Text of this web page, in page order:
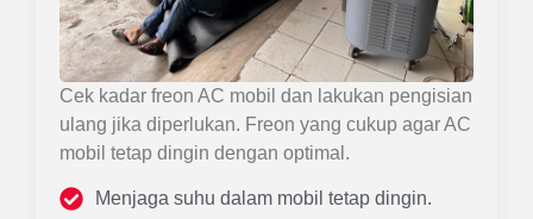
Cek kadar freon AC mobil dan lakukan pengisian
ulang jika diperlukan. Freon yang cukup agar AC
mobil tetap dingin dengan optimal.
Menjaga suhu dalam mobil tetap dingin.